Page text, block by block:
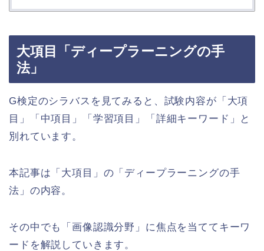
大項目「ディープラーニングの手
法」
G検定のシラバスを見てみると、試験内容が「大項
目」「中項目」「学習項目」「詳細キーワード」と
別れています。
本記事は「大項目」の「ディープラーニングの手
法」の内容。
その中でも「画像認識分野」に焦点を当ててキーワ
ードを解説していきます。